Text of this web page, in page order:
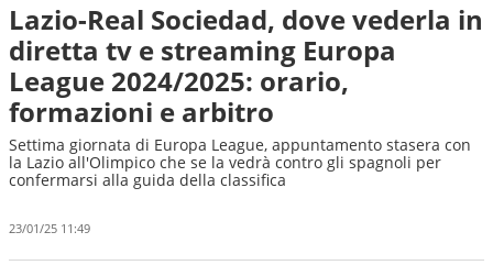
Lazio-Real Sociedad, dove vederla in
diretta tv e streaming Europa
League 2024/2025: orario,
formazioni e arbitro
Settima giornata di Europa League, appuntamento stasera con
la Lazio all'Olimpico che se la vedrà contro gli spagnoli per
confermarsi alla guida della classifica
23/01/25 11:49